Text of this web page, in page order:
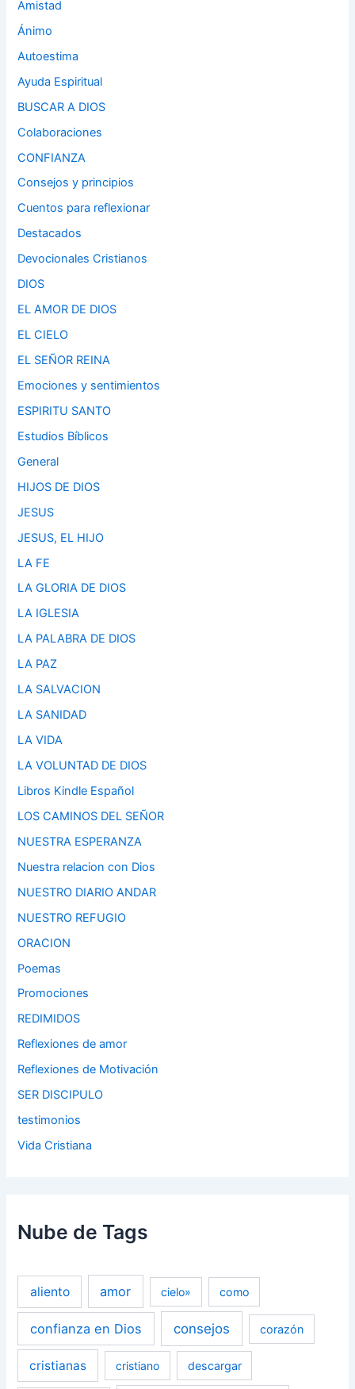
Amistad
Ánimo
Autoestima
Ayuda Espiritual
BUSCAR A DIOS
Colaboraciones
CONFIANZA
Consejos y principios
Cuentos para reflexionar
Destacados
Devocionales Cristianos
DIOS
EL AMOR DE DIOS
EL CIELO
EL SEÑOR REINA
Emociones y sentimientos
ESPIRITU SANTO
Estudios Bíblicos
General
HIJOS DE DIOS
JESUS
JESUS, EL HIJO
LA FE
LA GLORIA DE DIOS
LA IGLESIA
LA PALABRA DE DIOS
LA PAZ
LA SALVACION
LA SANIDAD
LA VIDA
LA VOLUNTAD DE DIOS
Libros Kindle Español
LOS CAMINOS DEL SEÑOR
NUESTRA ESPERANZA
Nuestra relacion con Dios
NUESTRO DIARIO ANDAR
NUESTRO REFUGIO
ORACION
Poemas
Promociones
REDIMIDOS
Reflexiones de amor
Reflexiones de Motivación
SER DISCIPULO
testimonios
Vida Cristiana
Nube de Tags
aliento amor cielo» como
confianza en Dios consejos corazón
cristianas cristiano descargar